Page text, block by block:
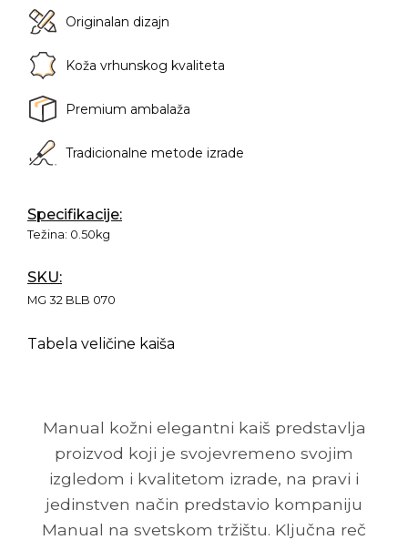
Originalan dizajn
Koža vrhunskog kvaliteta
Premium ambalaža
Tradicionalne metode izrade
Specifikacije:
Težina: 0.50kg
SKU:
MG 32 BLB 070
Tabela veličine kaiša
Manual kožni elegantni kaiš predstavlja
proizvod koji je svojevremeno svojim
izgledom i kvalitetom izrade, na pravi i
jedinstven način predstavio kompaniju
Manual na svetskom tržištu. Ključna reč